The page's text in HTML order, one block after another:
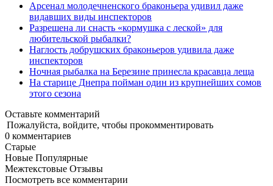
Арсенал молодечненского браконьера удивил даже
видавших виды инспекторов
Разрешена ли снасть «кормушка с леской» для
любительской рыбалки?
Наглость добрушских браконьеров удивила даже
инспекторов
Ночная рыбалка на Березине принесла красавца леща
На старице Днепра пойман один из крупнейших сомов
этого сезона
Оставьте комментарий
Пожалуйста, войдите, чтобы прокомментировать
0 комментариев
Старые
Новые Популярные
Межтекстовые Отзывы
Посмотреть все комментарии